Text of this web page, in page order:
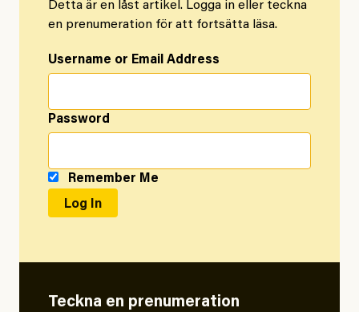
Detta är en låst artikel. Logga in eller teckna
en prenumeration för att fortsätta läsa.
Username or Email Address
Password
Remember Me
Teckna en prenumeration